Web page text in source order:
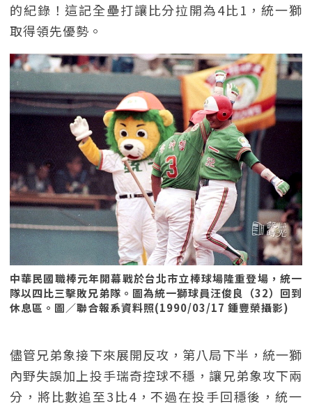
的紀錄！這記全壘打讓比分拉開為4比1，統一獅
取得領先優勢。
中華民國職棒元年開幕戰於台北市立棒球場隆重登場，統一
隊以四比三擊敗兄弟隊。圖為統一獅球員汪俊良（32）回到
休息區。圖／聯合報系資料照(1990/03/17 鍾豐榮攝影)
儘管兄弟象接下來展開反攻，第八局下半，統一獅
內野失誤加上投手瑞奇控球不穩，讓兄弟象攻下兩
分，將比數追至3比4，不過在投手回穩後，統一